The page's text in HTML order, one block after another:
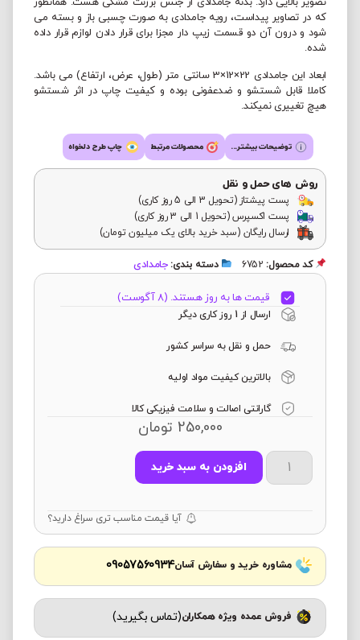
که در تصاویر پیداست، رویه جامدادی به صورت چسبی باز و بسته می
شود و درون آن دو قسمت زیپ دار مجزا برای قرار دادن لوازم قرار داده
شده.
ابعاد این جامدادی 22×12×3 سانتی متر (طول، عرض، ارتفاع) می باشد.
کاملا قابل شستشو و ضدعفونی بوده و کیفیت چاپ در اثر شستشو
هیچ تغییری نمیکند.
توضیحات بیشتر... محصولات مرتبط چاپ طرح دلخواه
روش های حمل و نقل
پست پیشتاز (تحویل 3 الی 5 روز کاری)
پست اکسپرس (تحویل 1 الی 3 روز کاری)
ارسال رایگان (سبد خرید بالای یک میلیون تومان)
کد محصول: 6752 دسته بندی: جامدادی
قیمت ها به روز هستند. (8 آگوست)
ارسال از 1 روز کاری دیگر
حمل و نقل به سراسر کشور
بالاترین کیفیت مواد اولیه
گارانتی اصالت و سلامت فیزیکی کالا
250,000 تومان
افزودن به سبد خرید
آیا قیمت مناسب تری سراغ دارید؟
مشاوره خرید و سفارش آسان09057560934
فروش عمده ویژه همکاران(تماس بگیرید)